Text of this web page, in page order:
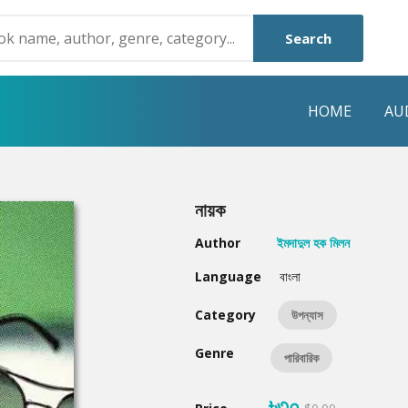
Search
HOME
Humayun Ahmed
Mouri Morium
Hot & New
নায়ক
Author
ইমদাদুল হক মিলন
Language
বাংলা
Category উপন্যাস
Genre পারিবারিক